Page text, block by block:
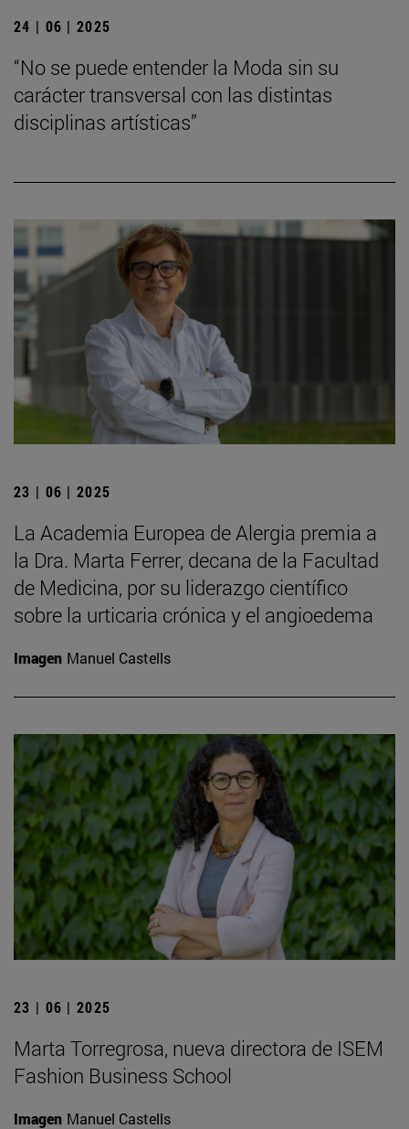
24 | 06 | 2025
“No se puede entender la Moda sin su
carácter transversal con las distintas
disciplinas artísticas”
23 | 06 | 2025
La Academia Europea de Alergia premia a
la Dra. Marta Ferrer, decana de la Facultad
de Medicina, por su liderazgo científico
sobre la urticaria crónica y el angioedema
Imagen Manuel Castells
23 | 06 | 2025
Marta Torregrosa, nueva directora de ISEM
Fashion Business School
Imagen Manuel Castells